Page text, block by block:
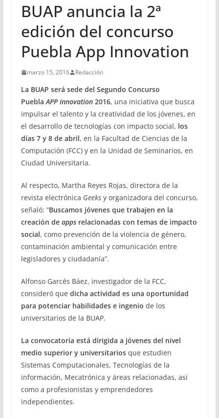
BUAP anuncia la 2ª
edición del concurso
Puebla App Innovation
marzo 15, 2016 Redacción
La BUAP será sede del Segundo Concurso
PueblaAPP Innovation2016, una iniciativa que busca
impulsar el talento y la creatividad de los jóvenes, en
el desarrollo de tecnologías con impacto social, los
días 7 y 8 de abril, en la Facultad de Ciencias de la
Computación (FCC) y en la Unidad de Seminarios, en
Ciudad Universitaria.
Al respecto, Martha Reyes Rojas, directora de la
revista electrónica Geeksy organizadora del concurso,
señaló: “Buscamos jóvenes que trabajen en la
creación de appsrelacionadas con temas de impacto
social, como prevención de la violencia de género,
contaminación ambiental y comunicación entre
legisladores y ciudadanía”.
Alfonso Garcés Báez, investigador de la FCC,
consideró que dicha actividad es una oportunidad
para potenciar habilidades e ingenio de los
universitarios de la BUAP.
La convocatoria está dirigida a jóvenes del nivel
medio superior y universitariosque estudien
Sistemas Computacionales, Tecnologías de la
información, Mecatrónica y áreas relacionadas, así
como a profesionistas y emprendedores
independientes.